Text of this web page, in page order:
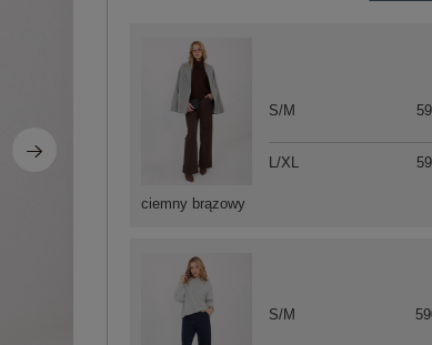
S/M
ciemny brązowy
S/M
L/XL